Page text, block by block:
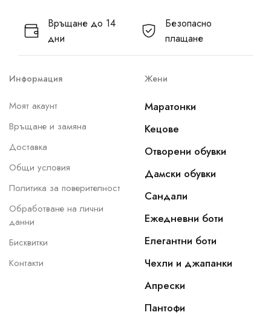
Връщане до 14
дни
Безопасно
плащане
Информация
Моят акаунт
Връщане и замяна
Доставка
Общи условия
Политика за поверителност
Обработване на лични
данни
Бисквитки
Контакти
Жени
Маратонки
Кецове
Отворени обувки
Дамски обувки
Сандали
Ежедневни боти
Елегантни боти
Чехли и джапанки
Апрески
Пантофи